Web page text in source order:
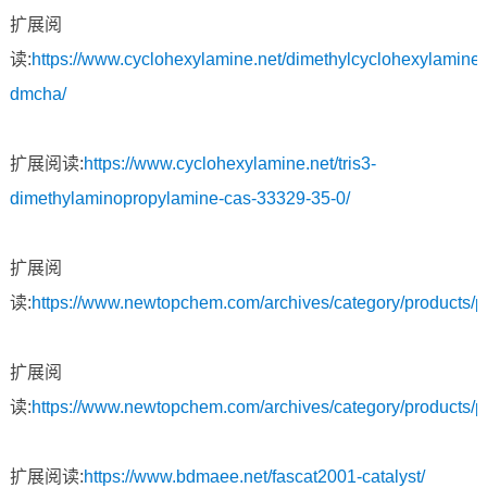
扩展阅
读:https://www.cyclohexylamine.net/dimethylcyclohexylamine-
dmcha/
扩展阅读:https://www.cyclohexylamine.net/tris3-
dimethylaminopropylamine-cas-33329-35-0/
扩展阅
读:https://www.newtopchem.com/archives/category/products/
扩展阅
读:https://www.newtopchem.com/archives/category/products/
扩展阅读:https://www.bdmaee.net/fascat2001-catalyst/